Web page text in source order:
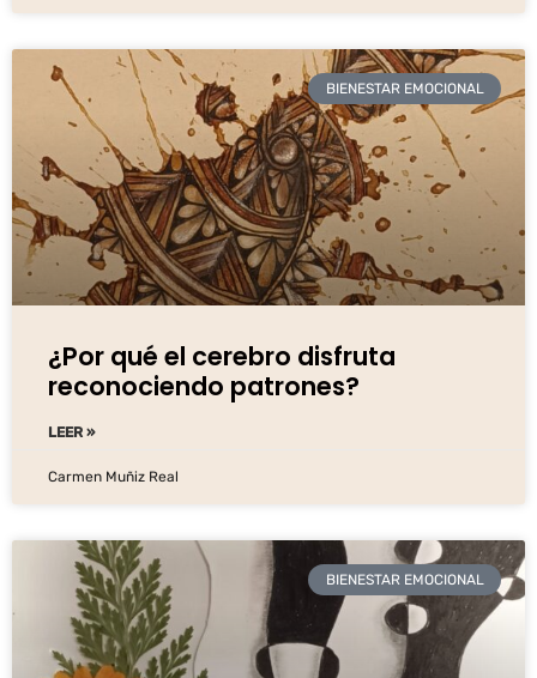
BIENESTAR EMOCIONAL
¿Por qué el cerebro disfruta
reconociendo patrones?
LEER »
Carmen Muñiz Real
BIENESTAR EMOCIONAL